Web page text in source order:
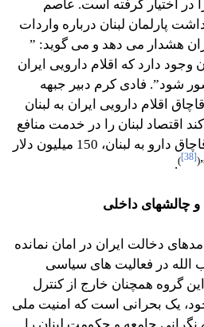
در اختیار گرفته است. عاصم
پارلمان لبنان درباره واردات
هشدار می دهد و می گوید: ”
وجود دارد که اقلام دارویی ایران
شود”. فادی کرم دبیر جبهه
اقلام دارویی ایران به لبنان
اقتصاد لبنان را در خدمت منافع
خود به کار گیرد. سالانه از قاچاق دارو به لبنان، 150 میلیون دلار
(
[38]
)
.
دخالت ایران در امان نمانده
در فعالیت های سیاسی
گروه همچنان خارج از کنترل
یک بحرانی است که امنیت ملی